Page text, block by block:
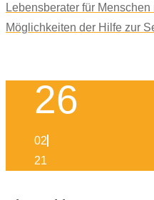
Lebensberater für
Möglichkeiten der Hilfe zur
26
02
21